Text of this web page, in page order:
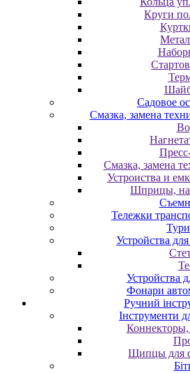
Круги
Садовое
Смазка, замена
Смазка, замена
Устроиства и
Шприцы,
Тележки
Устройства
Устройства
Фонари
Ручний
Інструменти
Коннекторы,
Щипцы для